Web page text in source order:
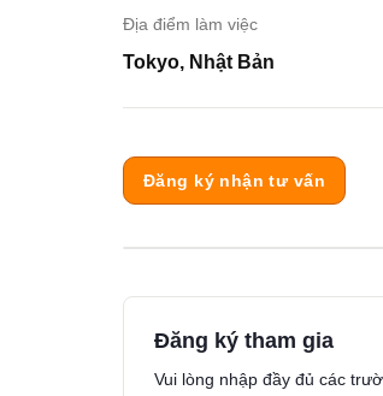
Địa điểm làm việc
Tokyo, Nhật Bản
Đăng ký nhận tư vấn
Đăng ký tham gia
Vui lòng nhập đầy đủ các